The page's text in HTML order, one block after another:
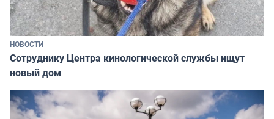
НОВОСТИ
Сотруднику Центра кинологической службы ищут
новый дом